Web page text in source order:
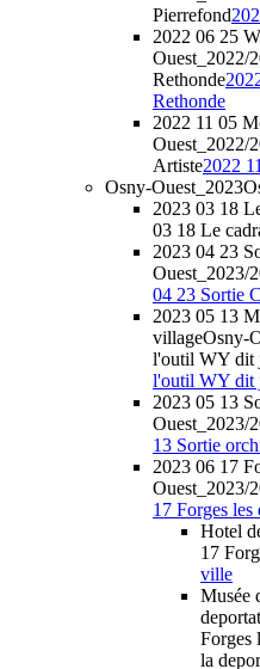
Pierrefond
2022 06 25
Ouest_2022/
Rethonde
Rethonde
2022 11 05
Ouest_2022/
Artiste2022
Osny-Ouest_2023
2023 03 18
03 18 Le
2023 04 23
Ouest_2023/
04 23 Sortie
2023 05 13
villageOsny-
l'outil WY dit
l'outil WY dit
2023 05 13
Ouest_2023/
13 Sortie
2023 06 17
Ouest_2023/
17 Forges les
Hotel
17
ville
Musée
Forges
la